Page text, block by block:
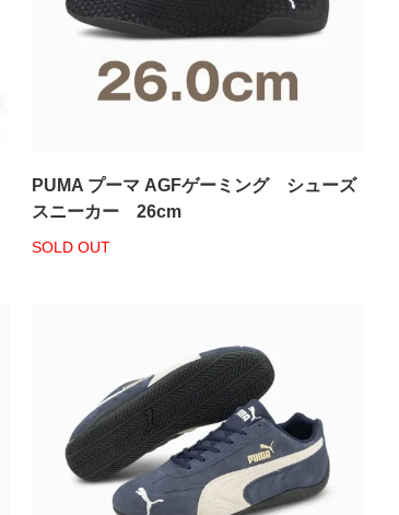
PUMA プーマ AGFゲーミング シューズ
スニーカー 26cm
SOLD OUT